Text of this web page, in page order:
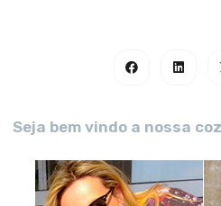
Seja bem vindo a nossa